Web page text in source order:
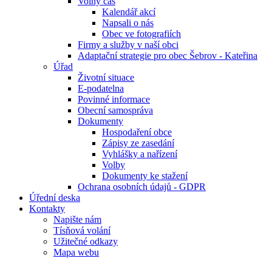
Kalendář akcí
Napsali o nás
Obec ve fotografiích
Firmy a služby v naší obci
Adaptační strategie pro obec Šebrov - Kateřina
Úřad
Životní situace
E-podatelna
Povinné informace
Obecní samospráva
Dokumenty
Hospodaření obce
Zápisy ze zasedání
Vyhlášky a nařízení
Volby
Dokumenty ke stažení
Ochrana osobních údajů - GDPR
Úřední deska
Kontakty
Napište nám
Tísňová volání
Užitečné odkazy
Mapa webu